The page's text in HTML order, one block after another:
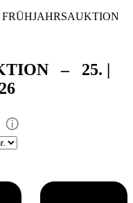
FRÜHJAHRSAUKTION
– 25. |